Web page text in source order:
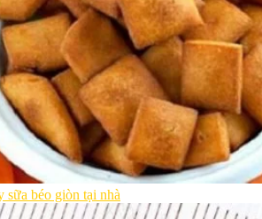
sữa béo giòn tại nhà